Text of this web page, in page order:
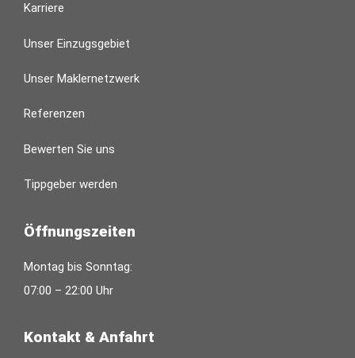
Karriere
Unser Einzugsgebiet
Unser Maklernetzwerk
Referenzen
Bewerten Sie uns
Tippgeber werden
Öffnungszeiten
Montag bis Sonntag:
07:00 – 22:00 Uhr
Kontakt & Anfahrt